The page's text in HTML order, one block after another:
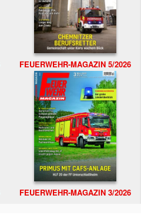
FEUERWEHR-MAGAZIN 5/2026
FEUERWEHR-MAGAZIN 3/2026